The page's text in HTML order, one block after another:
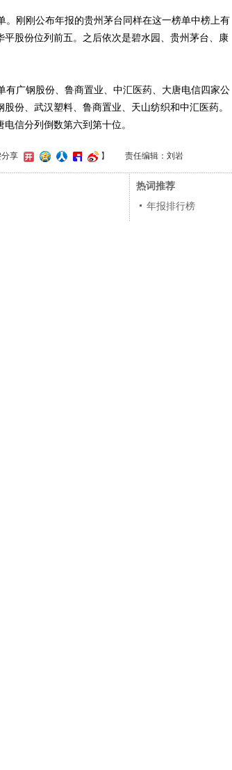
刚刚公布年报的贵州茅台同样在这一榜单中榜上有
股份位列前五。之后依次是碧水园、贵州茅台、康
广钢股份、鲁商置业、中汇医药、大唐电信四家公
份、武汉塑料、鲁商置业、天山纺织和中汇医药。
信分列倒数第六到第十位。
分享 】 责任编辑：刘岩
热词推荐
年报排行榜